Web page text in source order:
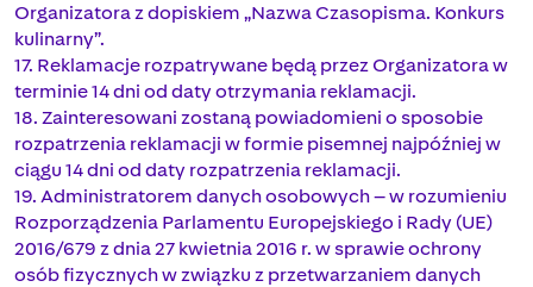
Organizatora z dopiskiem „Nazwa Czasopisma. Konkurs
kulinarny”.
17. Reklamacje rozpatrywane będą przez Organizatora w
terminie 14 dni od daty otrzymania reklamacji.
18. Zainteresowani zostaną powiadomieni o sposobie
rozpatrzenia reklamacji w formie pisemnej najpóźniej w
ciągu 14 dni od daty rozpatrzenia reklamacji.
19. Administratorem danych osobowych – w rozumieniu
Rozporządzenia Parlamentu Europejskiego i Rady (UE)
2016/679 z dnia 27 kwietnia 2016 r. w sprawie ochrony
osób fizycznych w związku z przetwarzaniem danych